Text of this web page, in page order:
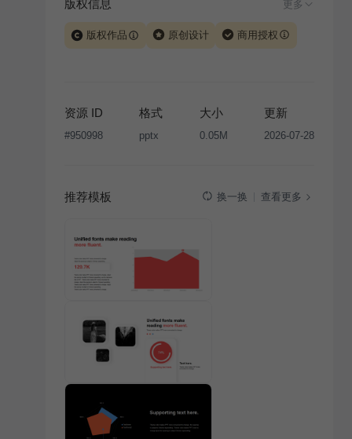
版权信息 更多
版权作品 原创设计 商用授权
版权声明
条款，禁止任何形式的转让、出售或出租，未
经投权许可任何人不得擅自转载和分发，否则将接照我
资源 ID
#950998
格式
pptx
大小
0.05M
更新
2026-07-28
推荐模板 换一换 查看更多